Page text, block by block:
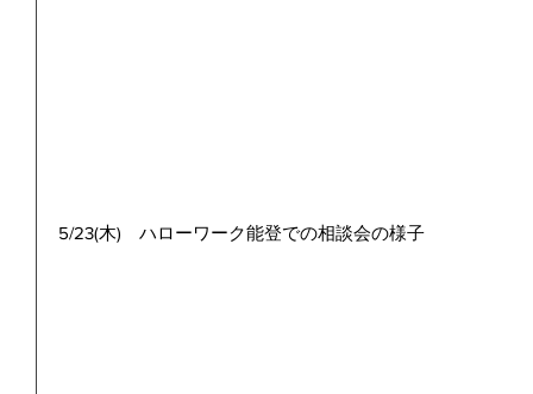
5/23(木)　ハローワーク能登での相談会の様子